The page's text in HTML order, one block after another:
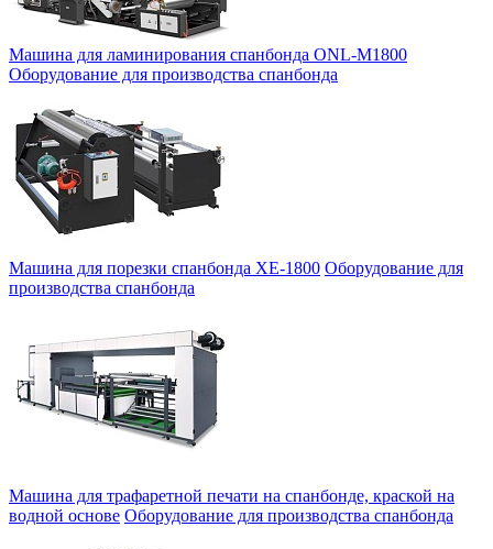
Машина для ламинирования спанбонда ONL-M1800
Оборудование для производства спанбонда
Машина для порезки спанбонда ХЕ-1800 Оборудование для
производства спанбонда
Машина для трафаретной печати на спанбонде, краской на
водной основе Оборудование для производства спанбонда